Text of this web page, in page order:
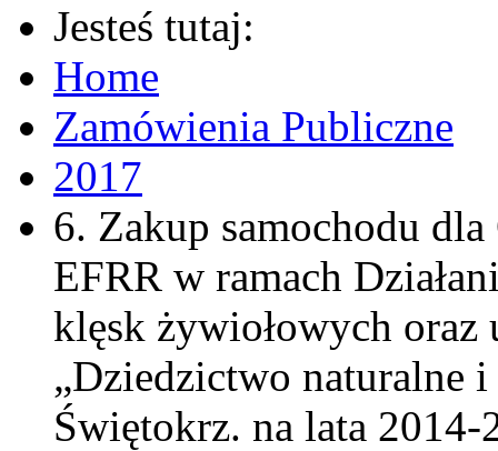
Jesteś tutaj:
Home
Zamówienia Publiczne
2017
6. Zakup samochodu
EFRR w ramach
klęsk żywiołowych oraz
„Dziedzictwo naturalne
Świętokrz. na lata 2014-